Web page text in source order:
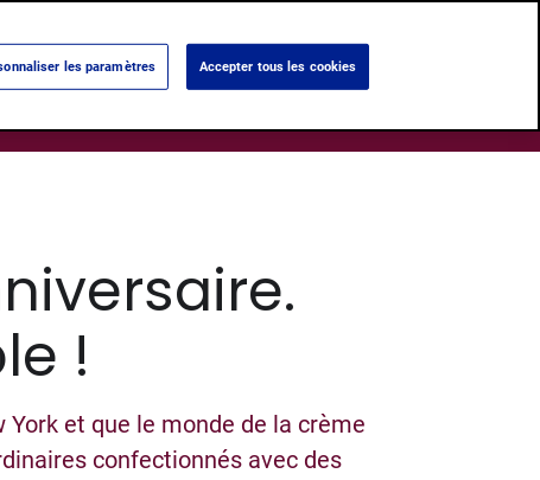
!
York et que le monde de la crème
confectionnés avec des
les paramètres Accepter tous les cookies